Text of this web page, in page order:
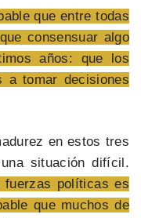
que entre todas
consensuar algo
años: que los
a tomar decisiones
en estos tres
situación difícil.
fuerzas políticas es
que muchos de